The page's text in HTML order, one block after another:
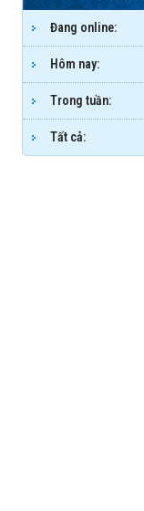
Đang online:
Hôm nay:
Trong tuần:
Tất cả: